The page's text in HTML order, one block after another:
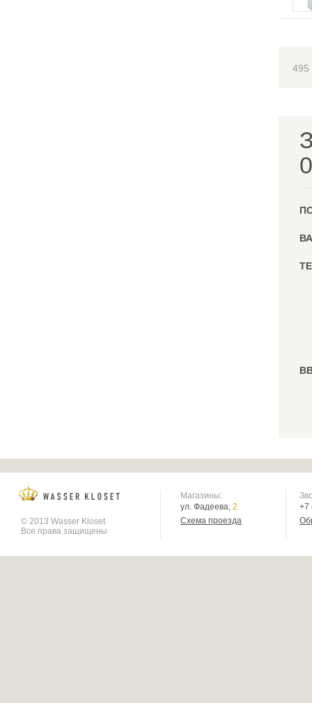
495
© 2013 Wasser Kloset
Все права защищены
Магазины:
ул. Фадеева, 2
Схема проезда
+7